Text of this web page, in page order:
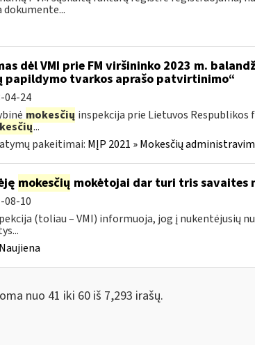
dėl VMI prie FM viršininko 2023 m.
papildymo tvarkos aprašo patvirtinimo“
04-24
mokesčių inspekcija prie Lietuvos
...
pakeitimai: MĮP 2021 » Mokesčių
mokesčių mokėtojai dar turi tris savaites
08-10
(toliau – VMI) informuoja, jog į nukentėjusių
Naujiena
nuo 41 iki 60 iš 7,293 irašų.